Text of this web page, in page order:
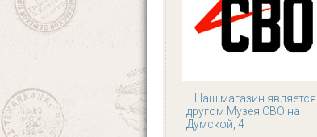
Наш магазин является
другом Музея СВО на
Думской, 4